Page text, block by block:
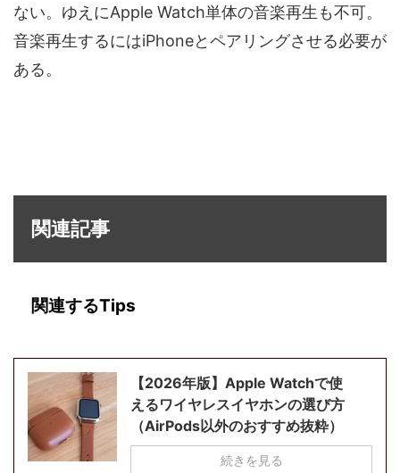
ない。ゆえにApple Watch単体の音楽再生も不可。
音楽再生するにはiPhoneとペアリングさせる必要が
ある。
関連記事
関連するTips
【2026年版】Apple Watchで使
えるワイヤレスイヤホンの選び方
（AirPods以外のおすすめ抜粋）
続きを見る